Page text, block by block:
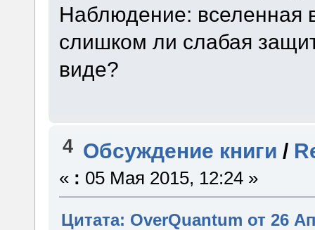
Наблюдение: вселенная
слишком ли слабая
виде?
4 Обсуждение книги /
« : 05 Мая 2015, 12:24 »
Цитата: OverQuantum от 26